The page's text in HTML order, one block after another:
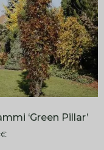
‘Green Pillar’
€